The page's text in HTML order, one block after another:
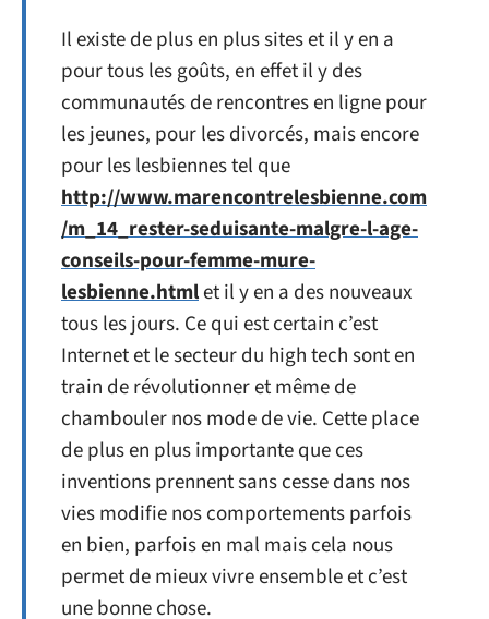
Il existe de plus en plus sites et il y en a
pour tous les goûts, en effet il y des
communautés de rencontres en ligne pour
les jeunes, pour les divorcés, mais encore
pour les lesbiennes tel que
http://www.marencontrelesbienne.com
/m_14_rester-seduisante-malgre-l-age-
conseils-pour-femme-mure-
lesbienne.htmlet il y en a des nouveaux
tous les jours. Ce qui est certain c’est
Internet et le secteur du high tech sont en
train de révolutionner et même de
chambouler nos mode de vie. Cette place
de plus en plus importante que ces
inventions prennent sans cesse dans nos
vies modifie nos comportements parfois
en bien, parfois en mal mais cela nous
permet de mieux vivre ensemble et c’est
une bonne chose.